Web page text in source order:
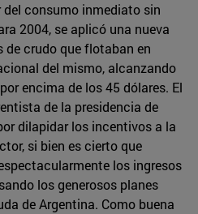
consumo inmediato sin
2004, se aplicó una nueva
crudo que flotaban en
del mismo, alcanzando
encima de los 45 dólares. El
de la presidencia de
dilapidar los incentivos a la
si bien es cierto que
los ingresos
los generosos planes
de Argentina. Como buena